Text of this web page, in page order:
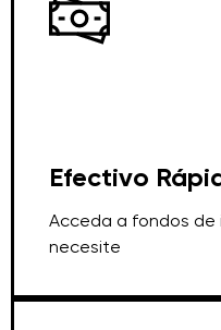
Efectivo
Acceda a fondos de
necesite